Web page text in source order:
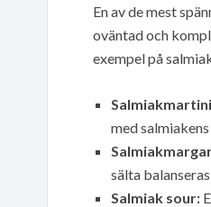
En av de mest
oväntad och
exempel på
med
sälta
Salmiak sour: